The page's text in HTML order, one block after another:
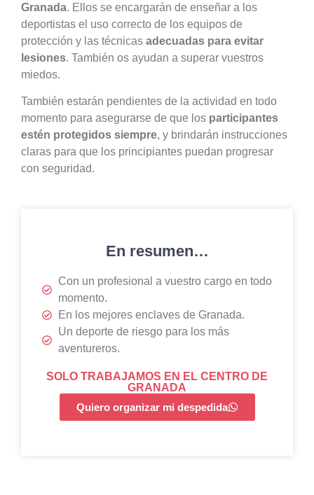
Granada. Ellos se encargarán de enseñar a los
deportistas el uso correcto de los equipos de
protección y las técnicas adecuadas para evitar
lesiones. También os ayudan a superar vuestros
miedos.
También estarán pendientes de la actividad en todo
momento para asegurarse de que los participantes
estén protegidos siempre, y brindarán instrucciones
claras para que los principiantes puedan progresar
con seguridad.
En resumen…
Con un profesional a vuestro cargo en todo
momento.
En los mejores enclaves de Granada.
Un deporte de riesgo para los más
aventureros.
SOLO TRABAJAMOS EN EL CENTRO DE
GRANADA
Quiero organizar mi despedida